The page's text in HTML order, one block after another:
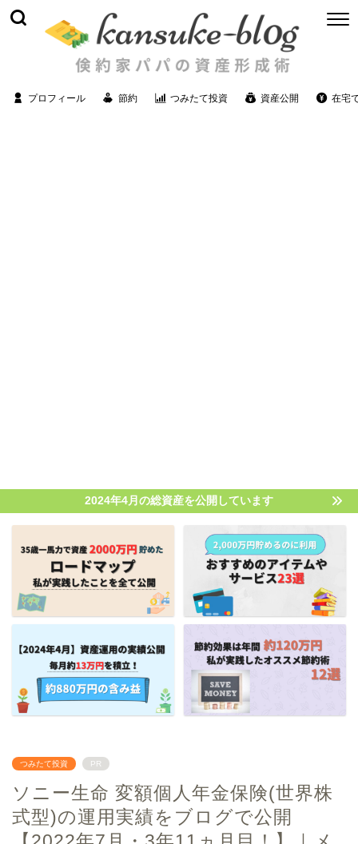
プロフィール 節約 つみたて投資 資産公開 在宅
2024年4月の総資産を公開しています
つみたて投資 PR
ソニー生命 変額個人年金保険(世界株
式型)の運用実績をブログで公開